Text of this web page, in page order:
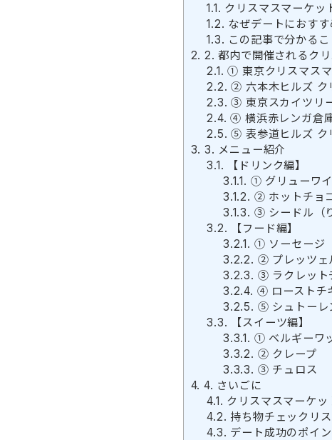
1.1. クリスマスマーケッ
1.2. なぜデートにおすす
1.3. この記事で分かるこ
2. 2. 都内で開催されるク
2.1. ① 東京クリスマスマ
2.2. ② 六本木ヒルズ ク
2.3. ③ 東京スカイツリ
2.4. ④ 横浜赤レンガ倉
2.5. ⑤ 表参道ヒルズ ク
3. 3. メニュー紹介
3.1. 【ドリンク編】
3.1.1. ① グリューワイ
3.1.2. ② ホットチョ
3.1.3. ③ シードル（
3.2. 【フード編】
3.2.1. ① ソーセージ
3.2.2. ② プレッツェ
3.2.3. ③ ラクレット
3.2.4. ④ ローストチ
3.2.5. ⑤ シュトーレ
3.3. 【スイーツ編】
3.3.1. ① ベルギーワ
3.3.2. ② クレープ
3.3.3. ③ チュロス
4. 4. さいごに
4.1. クリスマスマーケ
4.2. 持ち物チェックリ
4.3. デート成功のポイ